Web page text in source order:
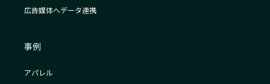
広告媒体へデータ連携
事例
アパレル